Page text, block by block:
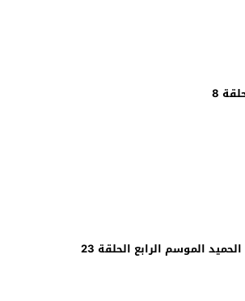
8
الموسم الرابع الحلقة 23